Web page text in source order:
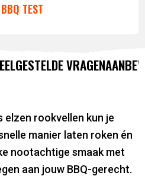
TEST
VRAGEN
elzen rookvellen kun je
manier laten roken én
nootachtige smaak met
aan jouw BBQ-gerecht.